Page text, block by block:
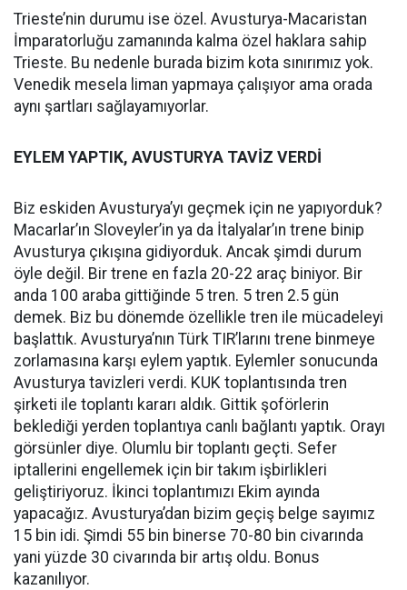
Trieste’nin durumu ise özel. Avusturya-Macaristan
İmparatorluğu zamanında kalma özel haklara sahip
Trieste. Bu nedenle burada bizim kota sınırımız yok.
Venedik mesela liman yapmaya çalışıyor ama orada
aynı şartları sağlayamıyorlar.
EYLEM YAPTIK, AVUSTURYA TAVİZ VERDİ
Biz eskiden Avusturya’yı geçmek için ne yapıyorduk?
Macarlar’ın Sloveyler’in ya da İtalyalar’ın trene binip
Avusturya çıkışına gidiyorduk. Ancak şimdi durum
öyle değil. Bir trene en fazla 20-22 araç biniyor. Bir
anda 100 araba gittiğinde 5 tren. 5 tren 2.5 gün
demek. Biz bu dönemde özellikle tren ile mücadeleyi
başlattık. Avusturya’nın Türk TIR’larını trene binmeye
zorlamasına karşı eylem yaptık. Eylemler sonucunda
Avusturya tavizleri verdi. KUK toplantısında tren
şirketi ile toplantı kararı aldık. Gittik şoförlerin
beklediği yerden toplantıya canlı bağlantı yaptık. Orayı
görsünler diye. Olumlu bir toplantı geçti. Sefer
iptallerini engellemek için bir takım işbirlikleri
geliştiriyoruz. İkinci toplantımızı Ekim ayında
yapacağız. Avusturya’dan bizim geçiş belge sayımız
15 bin idi. Şimdi 55 bin binerse 70-80 bin civarında
yani yüzde 30 civarında bir artış oldu. Bonus
kazanılıyor.